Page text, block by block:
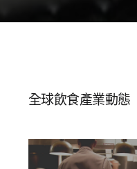
全球飲食產業動態